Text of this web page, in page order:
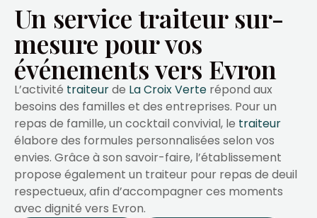
Un service traiteur sur-
mesure pour vos
événements vers Evron
L’activité traiteurde La Croix Verte répond aux
besoins des familles et des entreprises. Pour un
repas de famille, un cocktail convivial, le traiteur
élabore des formules personnalisées selon vos
envies. Grâce à son savoir-faire, l’établissement
propose également un traiteur pour repas de deuil
respectueux, afin d’accompagner ces moments
avec dignité vers Evron.